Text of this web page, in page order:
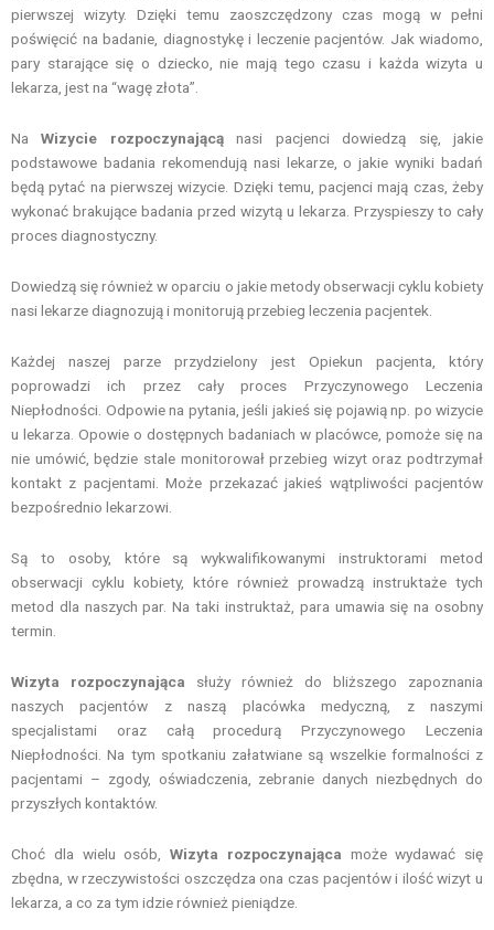
pierwszej wizyty. Dzięki temu zaoszczędzony czas mogą w pełni
poświęcić na badanie, diagnostykę i leczenie pacjentów. Jak wiadomo,
pary starające się o dziecko, nie mają tego czasu i każda wizyta u
lekarza, jest na “wagę złota”.
NaWizycie rozpoczynającąnasi pacjenci dowiedzą się, jakie
podstawowe badania rekomendują nasi lekarze, o jakie wyniki badań
będą pytać na pierwszej wizycie. Dzięki temu, pacjenci mają czas, żeby
wykonać brakujące badania przed wizytą u lekarza. Przyspieszy to cały
proces diagnostyczny.
Dowiedzą się również w oparciu o jakie metody obserwacji cyklu kobiety
nasi lekarze diagnozują i monitorują przebieg leczenia pacjentek.
Każdej naszej parze przydzielony jest Opiekun pacjenta, który
poprowadzi ich przez cały proces Przyczynowego Leczenia
Niepłodności. Odpowie na pytania, jeśli jakieś się pojawią np. po wizycie
u lekarza. Opowie o dostępnych badaniach w placówce, pomoże się na
nie umówić, będzie stale monitorował przebieg wizyt oraz podtrzymał
kontakt z pacjentami. Może przekazać jakieś wątpliwości pacjentów
bezpośrednio lekarzowi.
Są to osoby, które są wykwalifikowanymi instruktorami metod
obserwacji cyklu kobiety, które również prowadzą instruktaże tych
metod dla naszych par. Na taki instruktaż, para umawia się na osobny
termin.
Wizyta rozpoczynająca służy również do bliższego zapoznania
naszych pacjentów z naszą placówka medyczną, z naszymi
specjalistami oraz całą procedurą Przyczynowego Leczenia
Niepłodności. Na tym spotkaniu załatwiane są wszelkie formalności z
pacjentami – zgody, oświadczenia, zebranie danych niezbędnych do
przyszłych kontaktów.
Choć dla wielu osób, Wizyta rozpoczynająca może wydawać się
zbędna, w rzeczywistości oszczędza ona czas pacjentów i ilość wizyt u
lekarza, a co za tym idzie również pieniądze.